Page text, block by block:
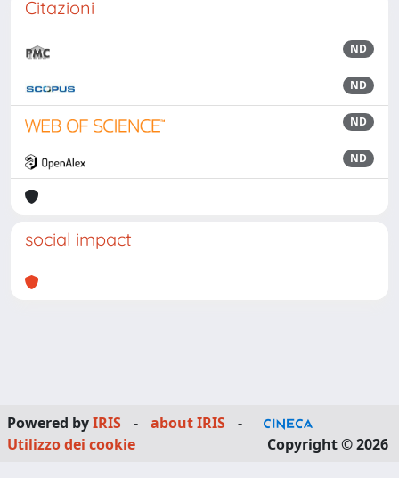
Citazioni
ND
ND
ND
ND
social impact
Powered byIRIS - about IRIS
-
Utilizzo dei cookie
Copyright © 2026